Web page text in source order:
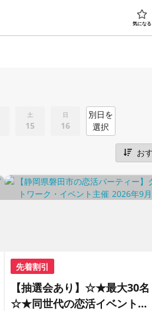
気になる
土
15
日
16
別日を
選択
先着割引
【抽選会あり】☆★最大30名
☆★同世代の恋活イベント！